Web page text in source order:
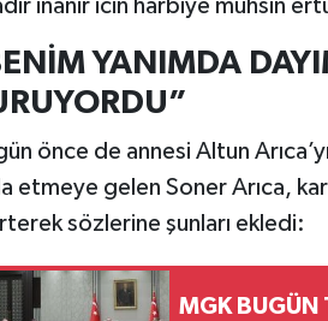
YANIMDA
önce de annesi Altun
etmeye gelen Soner Arıca,
sözlerine şunları ekledi:
MGK BUGÜN